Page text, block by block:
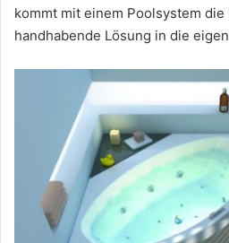
kommt mit einem Poolsystem
handhabende Lösung in die